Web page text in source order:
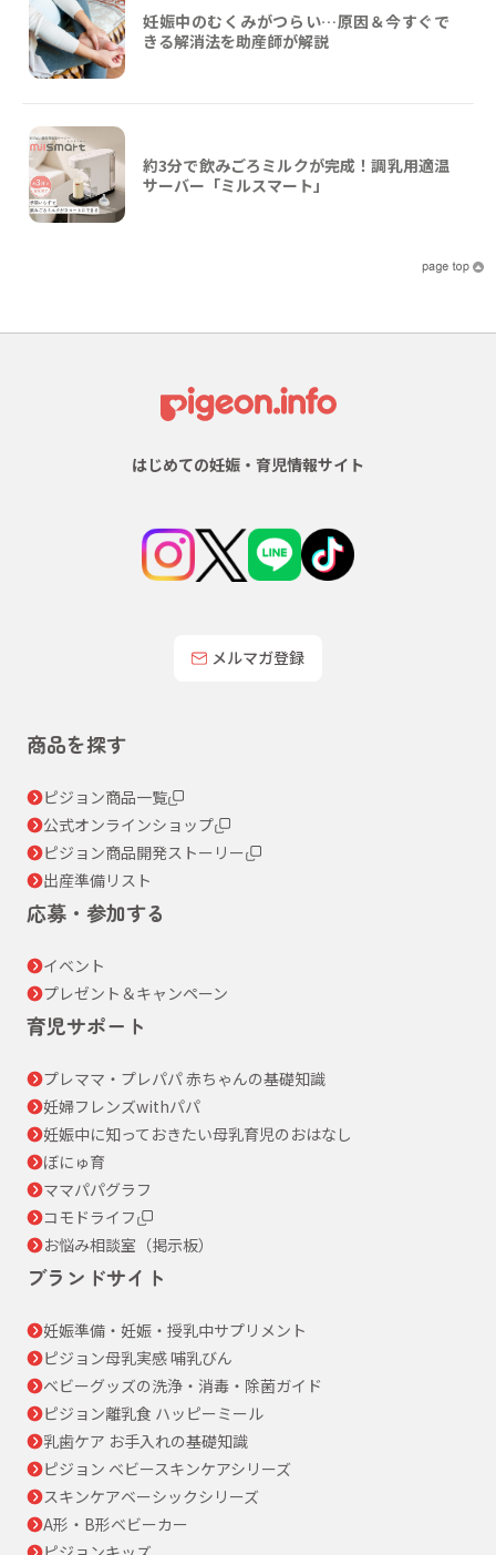
妊娠中のむくみがつらい…原因＆今すぐで
きる解消法を助産師が解説
約3分で飲みごろミルクが完成！調乳用適温
サーバー「ミルスマート」
はじめての妊娠・育児情報サイト
メルマガ登録
商品を探す
ピジョン商品一覧
公式オンラインショップ
ピジョン商品開発ストーリー
出産準備リスト
応募・参加する
イベント
プレゼント＆キャンペーン
育児サポート
プレママ・プレパパ 赤ちゃんの基礎知識
妊婦フレンズwithパパ
妊娠中に知っておきたい母乳育児のおはなし
ぼにゅ育
ママパパグラフ
コモドライフ
お悩み相談室（掲示板）
ブランドサイト
妊娠準備・妊娠・授乳中サプリメント
ピジョン母乳実感 哺乳びん
ベビーグッズの洗浄・消毒・除菌ガイド
ピジョン離乳食 ハッピーミール
乳歯ケア お手入れの基礎知識
ピジョン ベビースキンケアシリーズ
スキンケアベーシックシリーズ
A形・B形ベビーカー